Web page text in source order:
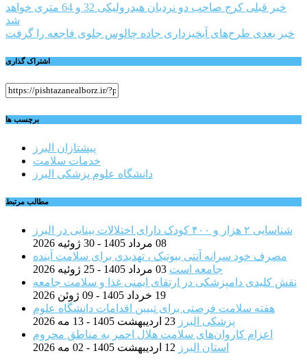
راهبری
نوشته
خبر قبلی
کرج صاحب دو نردبان هیدرولیکی 32 و 64 متری خواهد
شد
خبر بعدی طرح‌های آبخیزداری جاده چالوس جلوی فاجعه را گرفت
اشتراک گذاری
برچسب ها
پیشتازان البرز
خدمات سلامت
دانشگاه علوم پزشکی البرز
مطالب مرتبط
شناسایی ۲ هزار و ۴۰۰ کودک دارای اختلالات بینایی در البرز
08 مرداد 1405 - 30 ژوئیه 2026
مصرف خود سرانه آنتی بیوتیک ، تهدیدی برای سلامت آینده
جامعه است 03 مرداد 1405 - 25 ژوئیه 2026
نقش کلیدی دامپزشکی در ارتقای ایمنی غذا و سلامت جامعه
19 خرداد 1405 - 09 ژوئن 2026
هفته سلامت فرصتی برای تبیین اقدامات دانشگاه علوم
پزشکی البرز 23 اردیبهشت 1405 - 13 مه 2026
اعزام کاروان‌های سلامت هلال احمر به مناطق محروم
استان البرز 12 اردیبهشت 1405 - 02 مه 2026